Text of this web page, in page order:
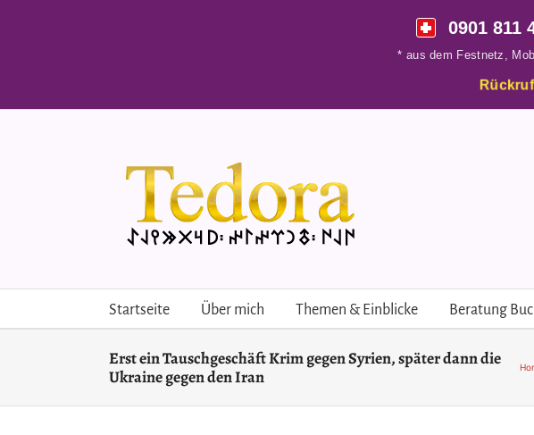
0901 811
* aus dem Festnetz,
Startseite Über mich Themen & Einblicke Beratung
Erst ein Tauschgeschäft Krim gegen Syrien, später dann die
Ukraine gegen den Iran